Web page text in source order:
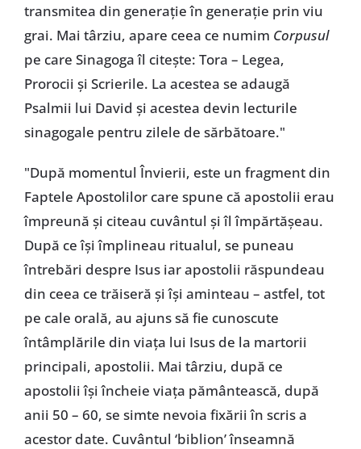
transmitea din generație în generație prin viu
grai. Mai târziu, apare ceea ce numim Corpusul
pe care Sinagoga îl citește: Tora – Legea,
Prorocii și Scrierile. La acestea se adaugă
Psalmii lui David și acestea devin lecturile
sinagogale pentru zilele de sărbătoare."
"După momentul Învierii, este un fragment din
Faptele Apostolilor care spune că apostolii erau
împreună și citeau cuvântul și îl împărtășeau.
După ce își împlineau ritualul, se puneau
întrebări despre Isus iar apostolii răspundeau
din ceea ce trăiseră și își aminteau – astfel, tot
pe cale orală, au ajuns să fie cunoscute
întâmplările din viața lui Isus de la martorii
principali, apostolii. Mai târziu, după ce
apostolii își încheie viața pământească, după
anii 50 – 60, se simte nevoia fixării în scris a
acestor date. Cuvântul ‘biblion’ înseamnă